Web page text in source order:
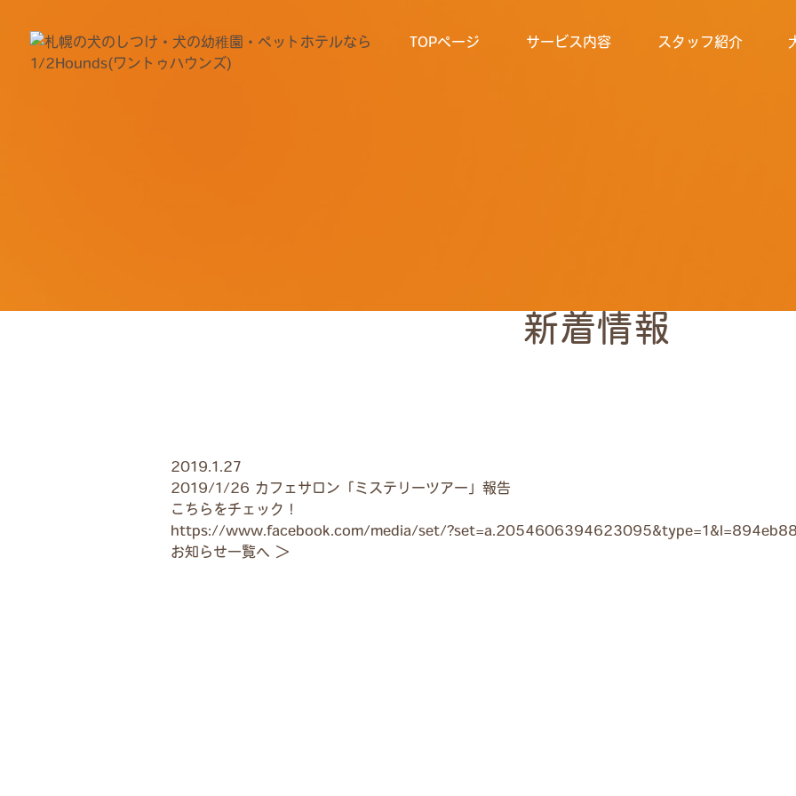
TOPページ サービス内容 スタッフ紹介
新着情報
2019.1.27
2019/1/26 カフェサロン「ミステリーツアー」報告
こちらをチェック！
https://www.facebook.com/media/set/
お知らせ一覧へ ＞